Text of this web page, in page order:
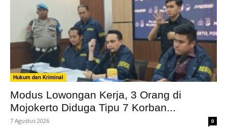
Hukum dan Kriminal
Modus Lowongan Kerja, 3 Orang di
Mojokerto Diduga Tipu 7 Korban...
7 Agustus 2026 0